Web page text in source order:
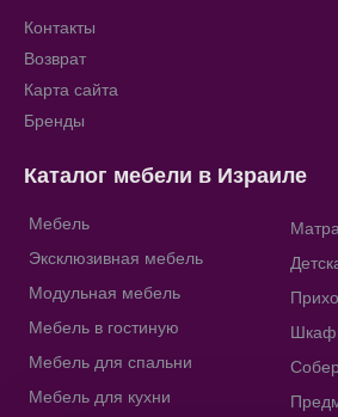
Контакты
Возврат
Карта сайта
Бренды
Каталог мебели в Израиле
Мебель
Эксклюзивная мебель
Модульная мебель
Мебель в гостиную
Мебель для спальни
Мебель для кухни